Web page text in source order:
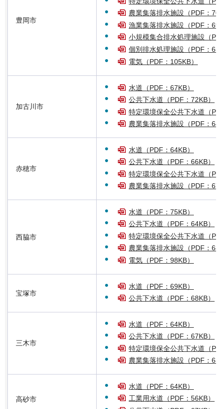
豊岡市
農業集落排水施設（PDF：
漁業集落排水施設（PDF：
小規模集合排水処理施設（
個別排水処理施設（PDF：
電気（PDF：105KB）
加古川市
水道（PDF：67KB）
公共下水道（PDF：72KB）
特定環境保全公共下水道（
農業集落排水施設（PDF：
赤穂市
水道（PDF：64KB）
公共下水道（PDF：66KB）
特定環境保全公共下水道（
農業集落排水施設（PDF：
西脇市
水道（PDF：75KB）
公共下水道（PDF：64KB）
特定環境保全公共下水道（
農業集落排水施設（PDF：
電気（PDF：98KB）
宝塚市
水道（PDF：69KB）
公共下水道（PDF：68KB）
三木市
水道（PDF：64KB）
公共下水道（PDF：67KB）
特定環境保全公共下水道（
農業集落排水施設（PDF：
高砂市
水道（PDF：64KB）
工業用水道（PDF：56KB）